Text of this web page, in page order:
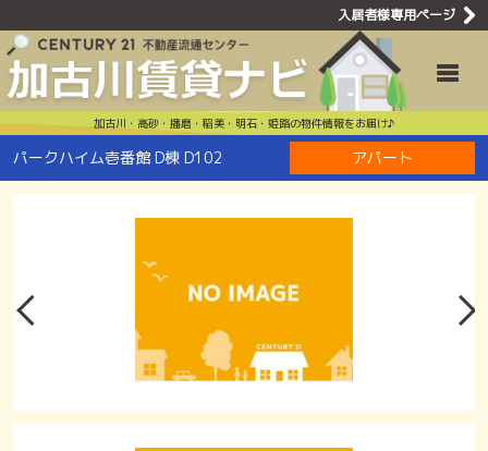
入居者様専用ページ
加古川・高砂・播磨・稲美・明石・姫路の物件情報をお届け♪
パークハイム壱番館 D棟 D102 アパート